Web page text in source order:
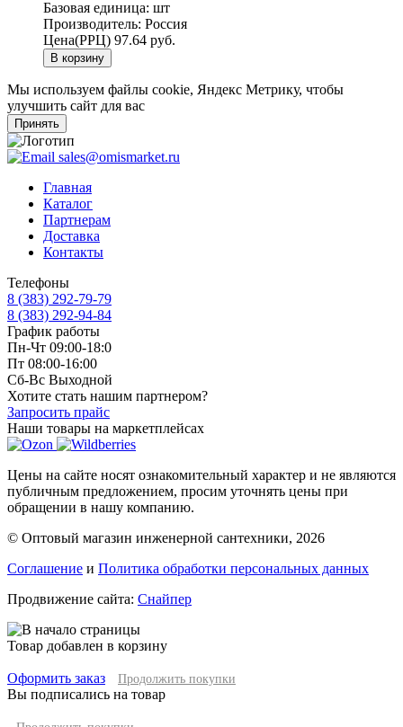
Базовая единица: шт
Производитель: Россия
Цена(РРЦ) 97.64 руб.
В корзину
Мы используем файлы cookie, Яндекс Метрику, чтобы
улучшить сайт для вас
Принять
sales@omismarket.ru
Главная
Каталог
Партнерам
Доставка
Контакты
Телефоны
8 (383) 292-79-79
8 (383) 292-94-84
График работы
Пн-Чт 09:00-18:0
Пт 08:00-16:00
Сб-Вс Выходной
Хотите стать нашим партнером?
Запросить прайс
Наши товары на маркетплейсах
Цены на сайте носят ознакомительный характер и не являются
публичным предложением, просим уточнять цены при
обращении в нашу компанию.
© Оптовый магазин инженерной сантехники, 2026
Соглашение и Политика обработки персональных данных
Продвижение сайта: Снайпер
Товар добавлен в корзину
Оформить заказ Продолжить покупки
Вы подписались на товар